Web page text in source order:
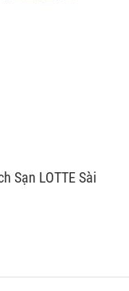
Sạn LOTTE Sài